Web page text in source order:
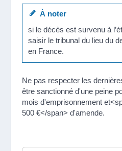
À noter
si le décès est survenu à
saisir le tribunal du lieu du
en France.
Ne pas respecter les
être sanctionné d'une peine
mois d'emprisonnement
500 €</span> d'amende.